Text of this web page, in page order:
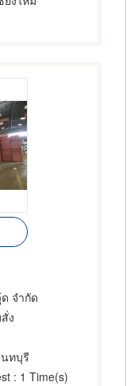
จำกัด
ง
ทบุรี
: 1 Time(s)